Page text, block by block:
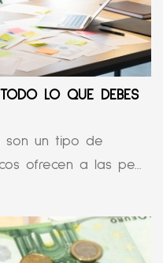
LO QUE DEBES
son un tipo de
ofrecen a las pe...